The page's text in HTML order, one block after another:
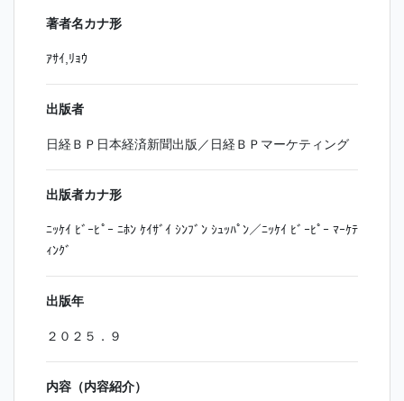
著者名カナ形
ｱｻｲ,ﾘｮｳ
出版者
日経ＢＰ日本経済新聞出版／日経ＢＰマーケティング
出版者カナ形
ﾆｯｹｲ ﾋﾞｰﾋﾟｰ ﾆﾎﾝ ｹｲｻﾞｲ ｼﾝﾌﾞﾝ ｼｭｯﾊﾟﾝ／ﾆｯｹｲ ﾋﾞｰﾋﾟｰ ﾏｰｹﾃ
ｨﾝｸﾞ
出版年
２０２５．９
内容（内容紹介）